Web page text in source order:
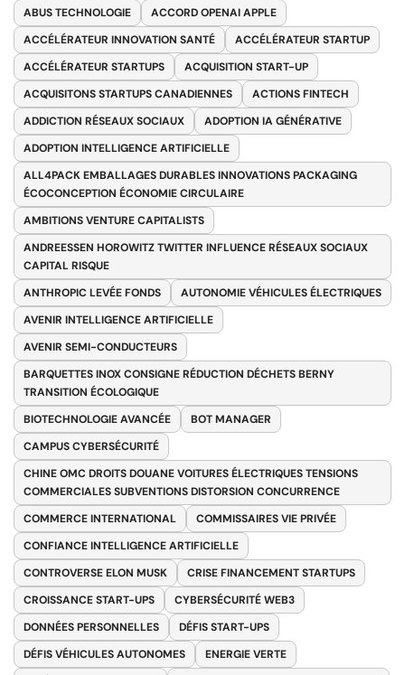
ABUS TECHNOLOGIE
ACCORD OPENAI APPLE
ACCÉLÉRATEUR INNOVATION SANTÉ
ACCÉLÉRATEUR STARTUP
ACCÉLÉRATEUR STARTUPS
ACQUISITION START-UP
ACQUISITONS STARTUPS CANADIENNES
ACTIONS FINTECH
ADDICTION RÉSEAUX SOCIAUX
ADOPTION IA GÉNÉRATIVE
ADOPTION INTELLIGENCE ARTIFICIELLE
ALL4PACK EMBALLAGES DURABLES INNOVATIONS PACKAGING
ÉCOCONCEPTION ÉCONOMIE CIRCULAIRE
AMBITIONS VENTURE CAPITALISTS
ANDREESSEN HOROWITZ TWITTER INFLUENCE RÉSEAUX SOCIAUX
CAPITAL RISQUE
ANTHROPIC LEVÉE FONDS
AUTONOMIE VÉHICULES ÉLECTRIQUES
AVENIR INTELLIGENCE ARTIFICIELLE
AVENIR SEMI-CONDUCTEURS
BARQUETTES INOX CONSIGNE RÉDUCTION DÉCHETS BERNY
TRANSITION ÉCOLOGIQUE
BIOTECHNOLOGIE AVANCÉE
BOT MANAGER
CAMPUS CYBERSÉCURITÉ
CHINE OMC DROITS DOUANE VOITURES ÉLECTRIQUES TENSIONS
COMMERCIALES SUBVENTIONS DISTORSION CONCURRENCE
COMMERCE INTERNATIONAL
COMMISSAIRES VIE PRIVÉE
CONFIANCE INTELLIGENCE ARTIFICIELLE
CONTROVERSE ELON MUSK
CRISE FINANCEMENT STARTUPS
CROISSANCE START-UPS
CYBERSÉCURITÉ WEB3
DONNÉES PERSONNELLES
DÉFIS START-UPS
DÉFIS VÉHICULES AUTONOMES
ENERGIE VERTE